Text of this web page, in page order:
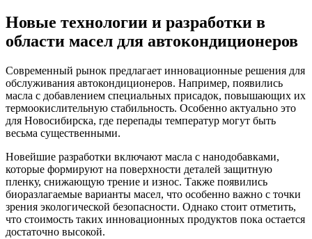
Новые технологии и разработки в
области масел для автокондиционеров
Современный рынок предлагает инновационные решения для
обслуживания автокондиционеров. Например, появились
масла с добавлением специальных присадок, повышающих их
термоокислительную стабильность. Особенно актуально это
для Новосибирска, где перепады температур могут быть
весьма существенными.
Новейшие разработки включают масла с нанодобавками,
которые формируют на поверхности деталей защитную
пленку, снижающую трение и износ. Также появились
биоразлагаемые варианты масел, что особенно важно с точки
зрения экологической безопасности. Однако стоит отметить,
что стоимость таких инновационных продуктов пока остается
достаточно высокой.